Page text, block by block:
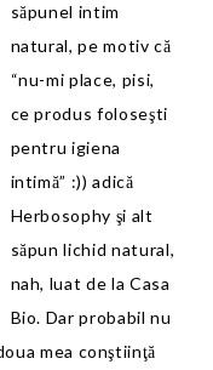
săpunel intim
natural, pe motiv că
“nu-mi place, pisi,
ce produs foloseşti
pentru igiena
intimă” :)) adică
Herbosophy şi alt
săpun lichid natural,
nah, luat de la Casa
Bio. Dar probabil nu
mea conştiinţă